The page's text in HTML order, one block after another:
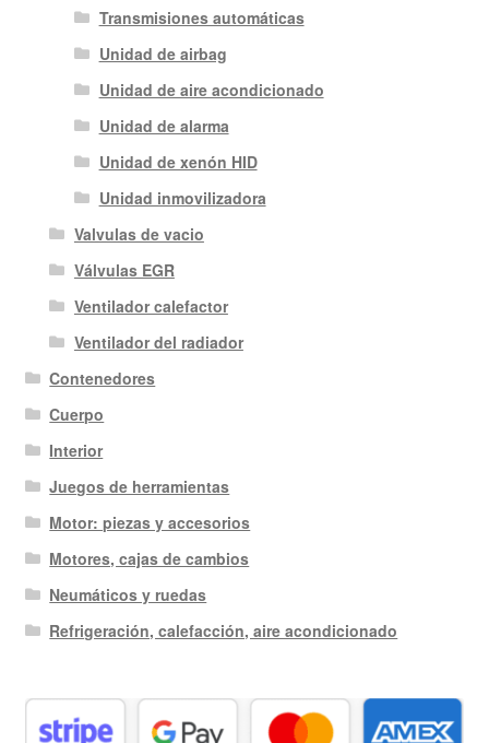
Transmisiones automáticas
Unidad de airbag
Unidad de aire acondicionado
Unidad de alarma
Unidad de xenón HID
Unidad inmovilizadora
Valvulas de vacio
Válvulas EGR
Ventilador calefactor
Ventilador del radiador
Contenedores
Cuerpo
Interior
Juegos de herramientas
Motor: piezas y accesorios
Motores, cajas de cambios
Neumáticos y ruedas
Refrigeración, calefacción, aire acondicionado